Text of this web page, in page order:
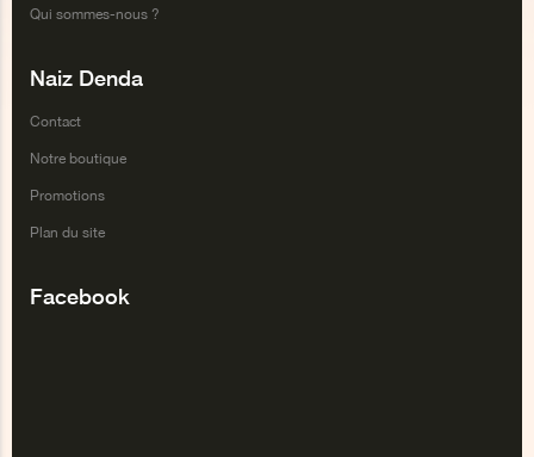
Qui sommes-nous ?
Naiz Denda
Contact
Notre boutique
Promotions
Plan du site
Facebook